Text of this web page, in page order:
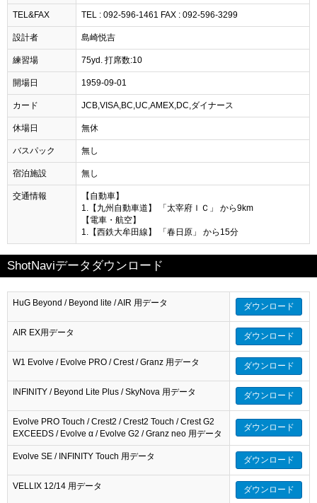
TEL&FAX TEL : 092-596-1461 FAX : 092-596-3299
設計者 島崎悦吉
練習場 75yd. 打席数:10
開場日 1959-09-01
カード JCB,VISA,BC,UC,AMEX,DC,ダイナース
休場日 無休
バスパック 無し
宿泊施設 無し
交通情報
【自動車】
1.【九州自動車道】 「太宰府ＩＣ」 から9km
【電車・航空】
1.【西鉄大牟田線】 「春日原」 から15分
ShotNaviデータダウンロード
HuG Beyond / Beyond lite / AIR 用データ ダウンロード
AIR EX用データ ダウンロード
W1 Evolve / Evolve PRO / Crest / Granz 用データ ダウンロード
INFINITY / Beyond Lite Plus / SkyNova 用データ ダウンロード
Evolve PRO Touch / Crest2 / Crest2 Touch / Crest G2
EXCEEDS / Evolve α / Evolve G2 / Granz neo 用データ
ダウンロード
Evolve SE / INFINITY Touch 用データ ダウンロード
VELLIX 12/14 用データ ダウンロード